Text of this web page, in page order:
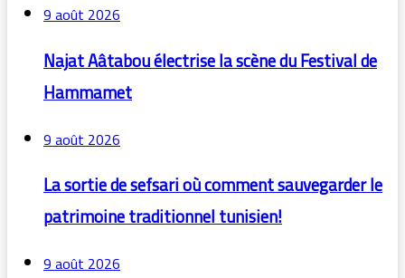
9 août 2026
Najat Aâtabou électrise la scène du Festival de
Hammamet
9 août 2026
La sortie de sefsari où comment sauvegarder le
patrimoine traditionnel tunisien!
9 août 2026